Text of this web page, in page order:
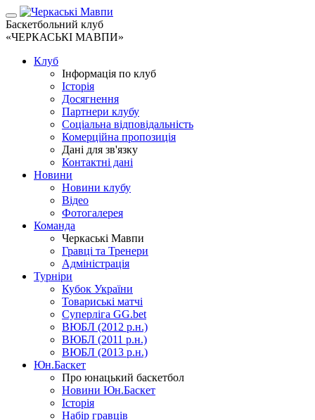
Баскетбольний клуб
«ЧЕРКАСЬКІ МАВПИ»
Клуб
Інформація по клуб
Історія
Досягнення
Партнери клубу
Соціальна відповідальність
Комерційна пропозиція
Дані для зв'язку
Контактні дані
Новини
Новини клубу
Відео
Фотогалерея
Команда
Черкаські Мавпи
Гравці та Тренери
Адміністрація
Турніри
Кубок України
Товариські матчі
Суперліга GG.bet
ВЮБЛ (2012 р.н.)
ВЮБЛ (2011 р.н.)
ВЮБЛ (2013 р.н.)
Юн.Баскет
Про юнацький баскетбол
Новини Юн.Баскет
Історія
Набір гравців